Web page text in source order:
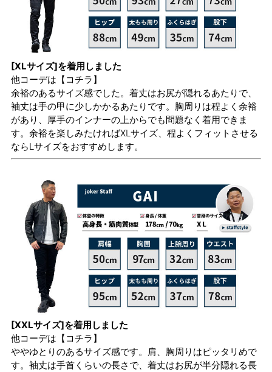
[XLサイズ]を着用しました
他コーデは 【コチラ】
余裕のあるサイズ感でした。着丈はお尻が隠れるあたりで、
袖丈は手の甲に少しかかるあたりです。胸周りは程よく余裕
があり、厚手のインナーの上からでも問題なく着用できま
す。余裕を楽しみたければXLサイズ、程よくフィットさせる
ならLサイズをおすすめします。
[XXLサイズ]を着用しました
他コーデは 【コチラ】
ややゆとりのあるサイズ感です。肩、胸周りはピッタリめで
す。袖丈は手首くらいの長さで、着丈はお尻が半分隠れる長